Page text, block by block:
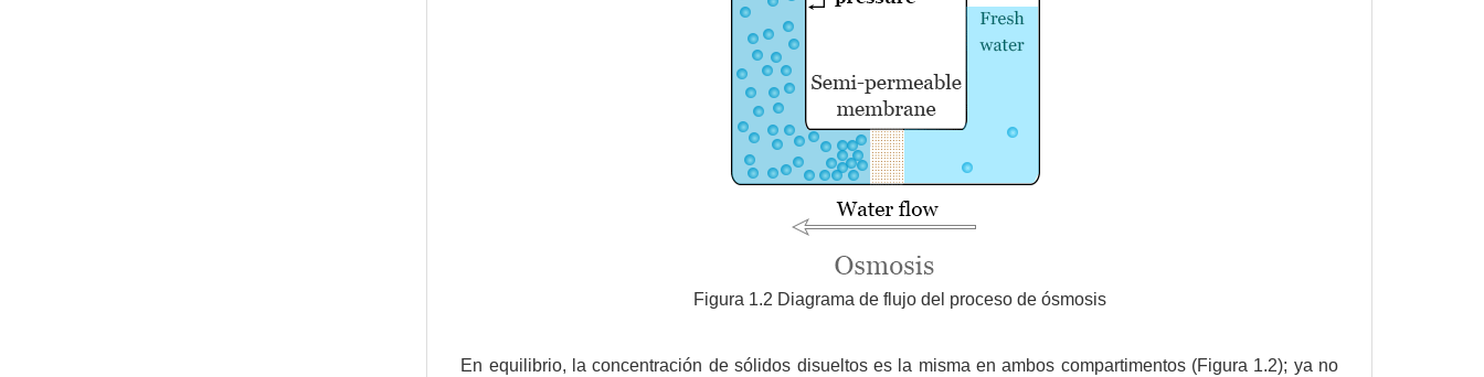
Figura 1.2 Diagrama de flujo del proceso de ósmosis
En equilibrio, la concentración de sólidos disueltos es la misma en ambos compartimentos (Figura 1.2); ya no